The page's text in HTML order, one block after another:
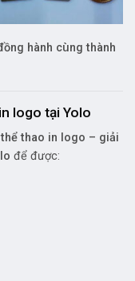
hành cùng thành
logo tại Yolo
thao in logo – giải
để được: